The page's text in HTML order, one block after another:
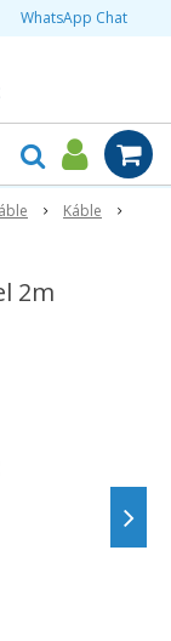
WhatsApp Chat
Káble
2m